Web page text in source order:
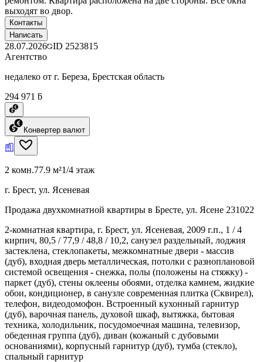
выходят во двор.
Контакты
Написать
28.07.2026 ID 2523815
Агентство
недалеко от г. Береза, Брестская область
294 971 ƃ
Конвертер валют
2 комн.77.9 м²1/4 этаж
г. Брест, ул. Ясеневая
Продажа двухкомнатной квартиры в Бресте, ул. Ясене 231022
2-комнатная квартира, г. Брест, ул. Ясеневая, 2009 г.п., 1 / 4
кирпич, 80,5 / 77,9 / 48,8 / 10,2, санузел раздельный, лоджия
застеклена, стеклопакеты, межкомнатные двери - массив
(дуб), входная дверь металлическая, потолки с разноплановой
системой освещения - снежка, полы (положены на стяжку) -
паркет (дуб), стены оклеены обоями, отделка камнем, жидкие
обои, кондиционер, в санузле современная плитка (Сквирел),
телефон, видеодомофон. Встроенный кухонный гарнитур
(дуб), варочная панель, духовой шкаф, вытяжка, бытовая
техника, холодильник, посудомоечная машина, телевизор,
обеденная группа (дуб), диван (кожаный с дубовыми
основаниями), корпусный гарнитур (дуб), тумба (стекло),
спальный гарнитур